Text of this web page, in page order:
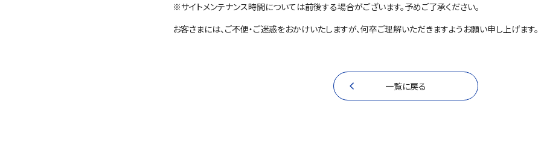
※サイトメンテナンス時間については前後する場合がございます。予めご了承ください。
お客さまには、ご不便・ご迷惑をおかけいたしますが、何卒ご理解いただきますようお願い申し上げます。
一覧に戻る